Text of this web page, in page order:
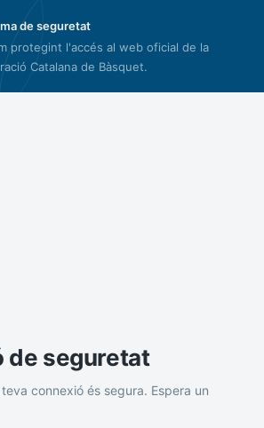
de seguretat
protegint l'accés al web oficial de la
Catalana de Bàsquet.
de seguretat
connexió és segura. Espera un